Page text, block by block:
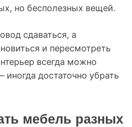
но бесполезных вещей.
сдаваться, а
и пересмотреть
всегда можно
иногда достаточно убрать
мебель разных